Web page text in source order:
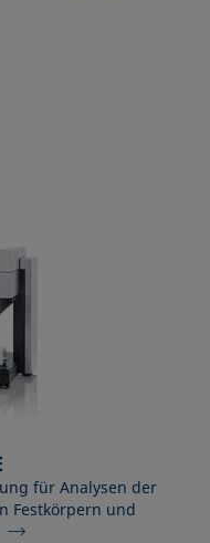
für Analysen der
Festkörpern und